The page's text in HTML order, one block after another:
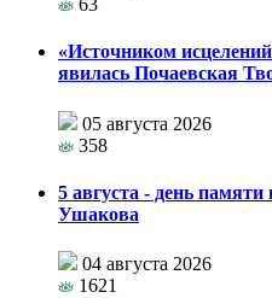
63
«Источником
явилась Почаевская
05 августа 2026
358
5 августа - день
Ушакова
04 августа 2026
1621